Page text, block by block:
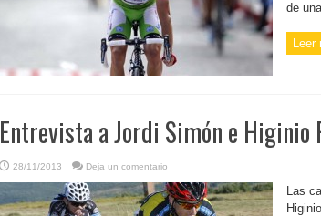
de
Leer
Entrevista a Jordi Simón e Higinio
28/11/2013 Deja un comentario
Las